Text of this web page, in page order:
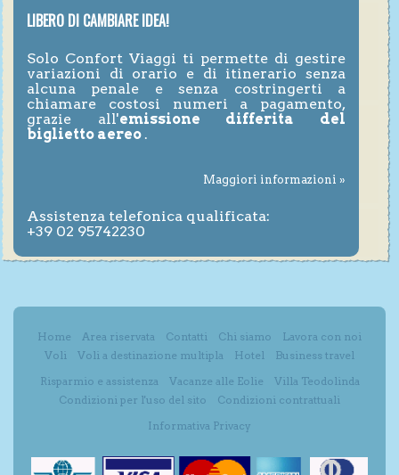
LIBERO DI CAMBIARE IDEA!
Solo Confort Viaggi ti permette di gestire
variazioni di orario e di itinerario senza
alcuna penale e senza costringerti a
chiamare costosi numeri a pagamento,
grazie all'emissione differita del
biglietto aereo .
Maggiori informazioni »
Assistenza telefonica qualificata:
+39 02 95742230
Home Area riservata Contatti Chi siamo
Lavora con noi
Voli
Voli a destinazione multipla Hotel
Business travel
Risparmio e assistenza
Vacanze alle Eolie
Villa Teodolinda
Condizioni per l'uso del sito
Condizioni contrattuali
Informativa Privacy